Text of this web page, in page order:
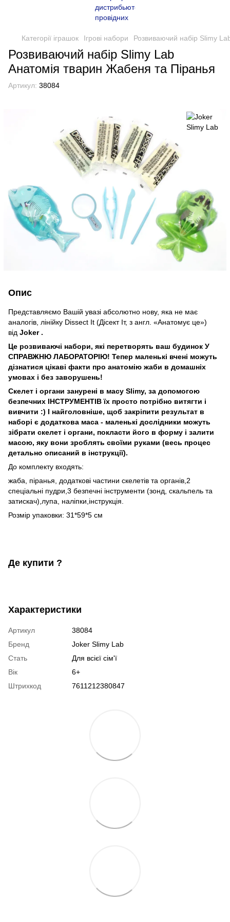
Категорії іграшок Ігрові набори Розвиваючий набір Slimy
Розвиваючий набір Slimy Lab
Анатомія тварин Жабеня та Піранья
Артикул: 38084
Опис
Представляємо Вашій увазі абсолютно нову, яка не має
аналогів, лінійку Dissect It (Дісект Іт, з англ. «Анатомує це»)
від Joker .
Це розвиваючі набори, які перетворять ваш будинок У
СПРАВЖНЮ ЛАБОРАТОРІЮ! Тепер маленькі вчені можуть
дізнатися цікаві факти про анатомію жаби в домашніх
умовах і без заворушень!
Cкелет і органи занурені в масу Slimy, за допомогою
безпечних ІНСТРУМЕНТІВ їх просто потрібно витягти і
вивчити :) І найголовніше, щоб закріпити результат в
наборі є додаткова маса - маленькі дослідники можуть
зібрати скелет і органи, покласти його в форму і залити
масою, яку вони зроблять своїми руками (весь процес
детально описаний в інструкції).
До комплекту входять:
жаба, піранья, додаткові частини скелетів та органів,2
спеціальні пудри,3 безпечні інструменти (зонд, скальпель та
затискач),лупа, наліпки,інструкція.
Розмір упаковки: 31*59*5 см
Де купити ?
Характеристики
Артикул
38084
Бренд
Joker Slimy Lab
Стать
Для всієї сім'ї
Вік
6+
Штрихкод
7611212380847